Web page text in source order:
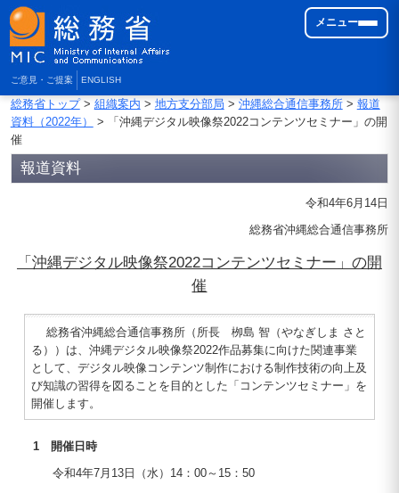
ご意見・ご提案 ENGLISH
メニュー
総務省トップ> 組織案内 > 地方支分部局 > 沖縄総合通信事務所> 報道
資料（2022年）
> 「沖縄デジタル映像祭2022コンテンツセミナー」の開
催
報道資料
令和4年6月14日
総務省沖縄総合通信事務所
「沖縄デジタル映像祭2022コンテンツセミナー」の開
催
総務省沖縄総合通信事務所（所長 栁島 智（やなぎしま さと
る））は、沖縄デジタル映像祭2022作品募集に向けた関連事業
として、デジタル映像コンテンツ制作における制作技術の向上及
び知識の習得を図ることを目的とした「コンテンツセミナー」を
開催します。
1 開催日時
令和4年7月13日（水）14：00～15：50